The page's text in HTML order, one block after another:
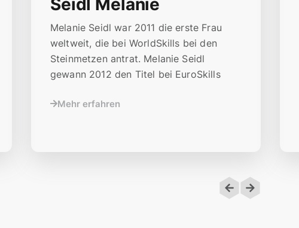
Melanie Seidl war 2011 die erste Frau
weltweit, die bei WorldSkills bei den
Steinmetzen antrat. Melanie Seidl
gewann 2012 den Titel bei EuroSkills
Mehr erfahren